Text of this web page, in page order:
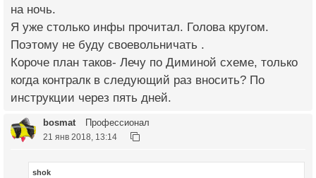
на ночь.
Я уже столько инфы прочитал. Голова кругом.
Поэтому не буду своевольничать .
Короче план таков- Лечу по Диминой схеме, только
когда контралк в следующий раз вносить? По
инструкции через пять дней.
bosmat Профессионал
21 янв 2018, 13:14
shok